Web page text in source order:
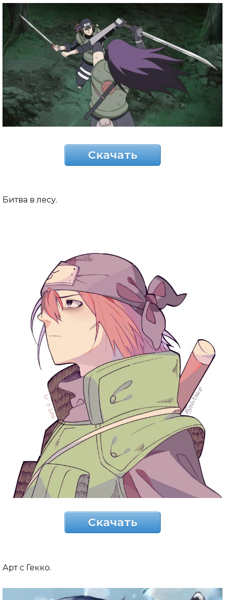
Скачать
Битва в лесу.
Скачать
Арт с Гекко.